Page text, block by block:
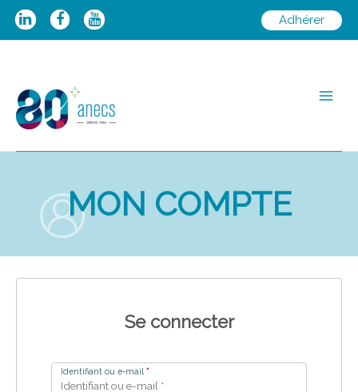
Aller
Adhérer
MON COMPTE
Se connecter
Identifiant ou e-mail *